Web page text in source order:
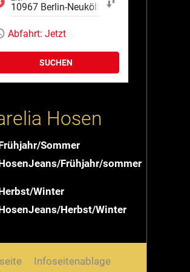
Start und Ziel tauschen
Abfahrt: Jetzt
SUCHEN
Hosen
Sommer
Frühjahr/sommer
Winter
Herbst/Winter
Infoseitenablage